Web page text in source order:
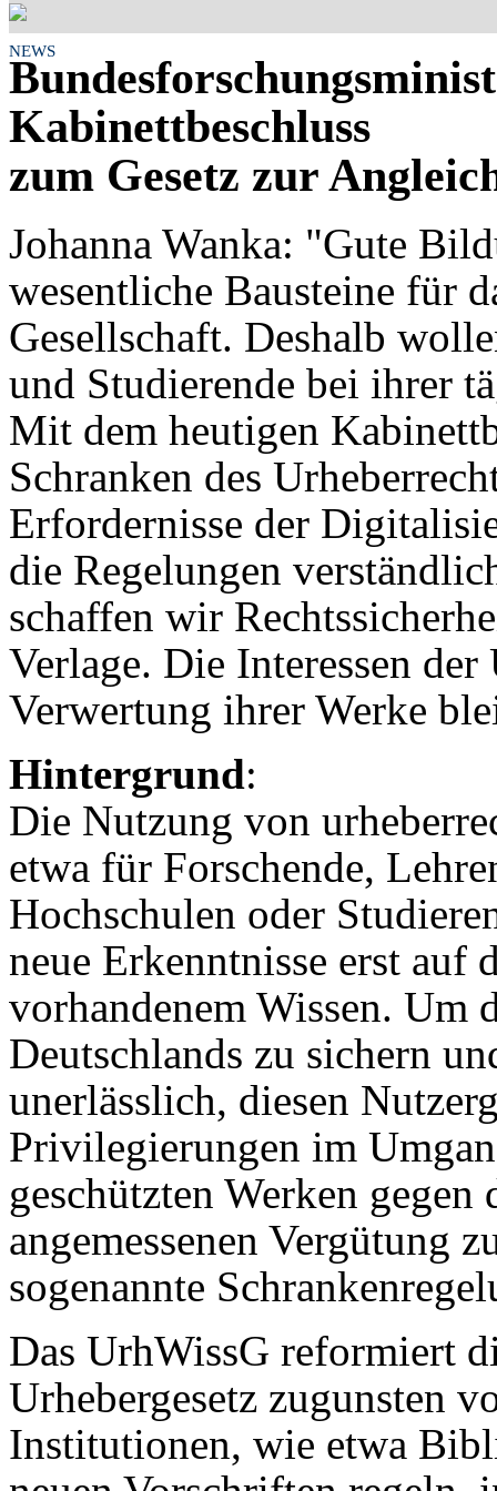
NEWS
Kabinettbeschluss
zum Gesetz zur
Johanna Wanka: "Gute
wesentliche Bausteine für
Gesellschaft. Deshalb
und Studierende bei ihrer
Mit dem heutigen
Schranken des
Erfordernisse der
die Regelungen
schaffen wir
Verlage. Die Interessen
Verwertung ihrer Werke
Hintergrund:
Die Nutzung von
etwa für Forschende,
Hochschulen oder
neue Erkenntnisse erst auf
vorhandenem Wissen. Um
Deutschlands zu sichern
unerlässlich, diesen
Privilegierungen im
geschützten Werken
angemessenen Vergütung
sogenannte
Das UrhWissG reformiert
Urhebergesetz zugunsten
Institutionen, wie etwa